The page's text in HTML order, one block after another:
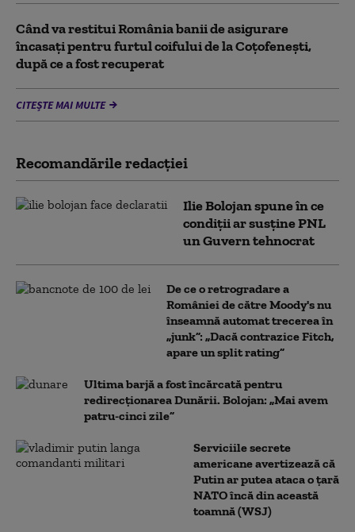
Când va restitui România banii de asigurare
încasați pentru furtul coifului de la Coțofenești,
după ce a fost recuperat
CITEȘTE MAI MULTE
Recomandările redacţiei
Ilie Bolojan spune în ce
condiții ar susține PNL
un Guvern tehnocrat
De ce o retrogradare a
României de către Moody's nu
înseamnă automat trecerea în
„junk”: „Dacă contrazice Fitch,
apare un split rating”
Ultima barjă a fost încărcată pentru
redirecționarea Dunării. Bolojan: „Mai avem
patru-cinci zile”
Serviciile secrete
americane avertizează că
Putin ar putea ataca o țară
NATO încă din această
toamnă (WSJ)